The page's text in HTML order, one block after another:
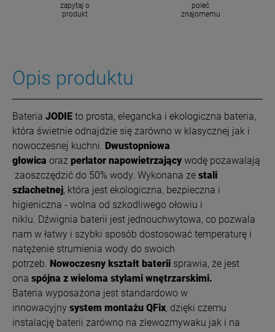
zapytaj o
produkt
poleć
znajomemu
Opis produktu
Bateria JODIE to prosta, elegancka i ekologiczna bateria,
która świetnie odnajdzie się zarówno w klasycznej jak i
nowoczesnej kuchni. Dwustopniowa
głowica oraz perlator napowietrzający wodę pozawalają
zaoszczędzić do 50% wody. Wykonana ze stali
szlachetnej, która jest ekologiczna, bezpieczna i
higieniczna - wolna od szkodliwego ołowiu i
niklu. Dźwignia baterii jest jednouchwytowa, co pozwala
nam w łatwy i szybki sposób dostosować temperaturę i
natężenie strumienia wody do swoich
potrzeb. Nowoczesny kształt baterii sprawia, że jest
ona spójna z wieloma stylami wnętrzarskimi.
Bateria wyposażona jest standardowo w
innowacyjny system montażu QFix, dzięki czemu
instalację baterii zarówno na zlewozmywaku jak i na